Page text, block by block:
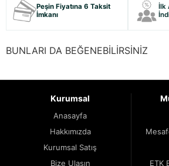
Peşin Fiyatına 6 Taksit
İmkanı
İlk
BUNLARI DA BEĞENEBİLİRSİNİZ
Kurumsal
Anasayfa
Hakkımızda
Kurumsal Satış
Bize Ulaşın
ETK